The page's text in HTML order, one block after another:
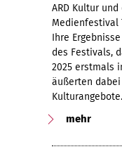
ARD Kultur
Medienfestival
Ihre
des Festivals,
2025 erstmals
äußerten
Kulturangebote.
mehr